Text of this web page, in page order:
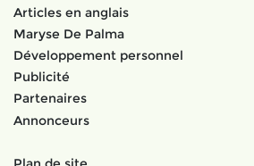
Articles en anglais
Maryse De Palma
Développement personnel
Publicité
Partenaires
Annonceurs